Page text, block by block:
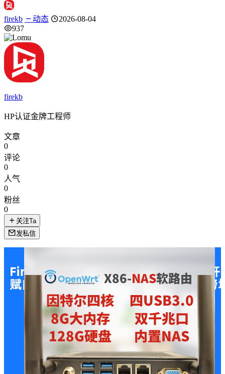
firekb 动态
2026-08-04
937
firekb
HP认证金牌工程师
文章
0
评论
0
人气
0
粉丝
0
关注Ta
发私信